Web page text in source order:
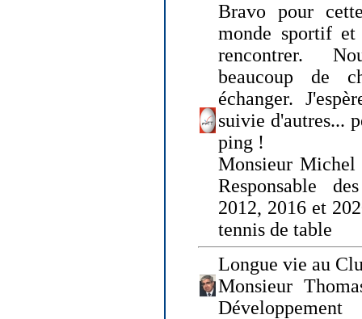
Bravo pour
monde sportif
rencontrer.
beaucoup de
échanger.
suivie d'autres...
ping !
Monsieur
Responsable
2012, 2016 et
tennis de table
Longue vie au
Monsieur
Développement